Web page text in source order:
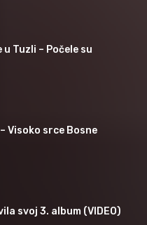
Tuzli – Počele su
Visoko srce Bosne
svoj 3. album (VIDEO)